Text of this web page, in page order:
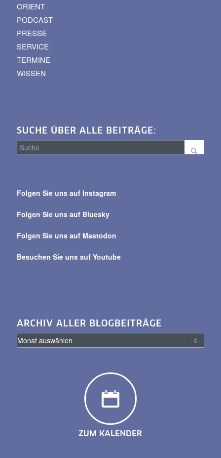
ORIENT
PODCAST
PRESSE
SERVICE
TERMINE
WISSEN
SUCHE ÜBER ALLE BEITRÄGE:
alle
Folgen Sie uns auf Instagram
Folgen Sie uns auf Bluesky
Folgen Sie uns auf Mastodon
Besuchen Sie uns auf Youtube
ARCHIV ALLER BLOGBEITRÄGE
ZUM KALENDER